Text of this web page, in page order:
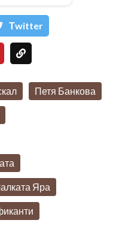
Тwitter
Петя Банкова
Яра